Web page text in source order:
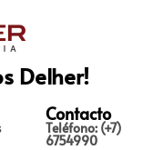
Delher!
Contacto
Teléfono: (+7)
6754990